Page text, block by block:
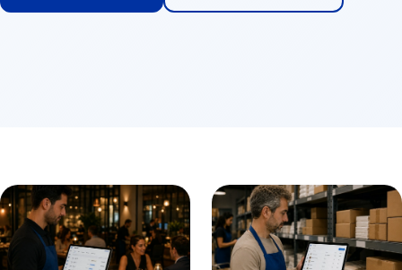
Öne çıkan özellikler